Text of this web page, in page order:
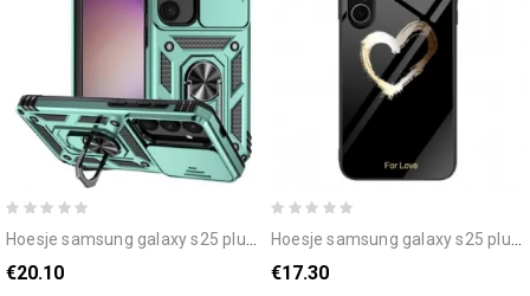
hoesje samsung galaxy s25 plus 5g klassieke ringhouder en lensbeschermer
€20.10
hoesje samsung galaxy s25 plus 5g gehard glas met gouden hart op een zwarte achtergrond
€17.30